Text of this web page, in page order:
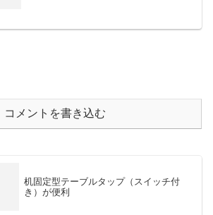
コメントを書き込む
机固定型テーブルタップ（スイッチ付
き）が便利